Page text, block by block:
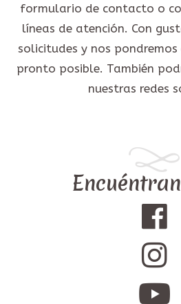
formulario de contacto o
líneas de atención. Con
solicitudes y nos
pronto posible. También
nuestras redes